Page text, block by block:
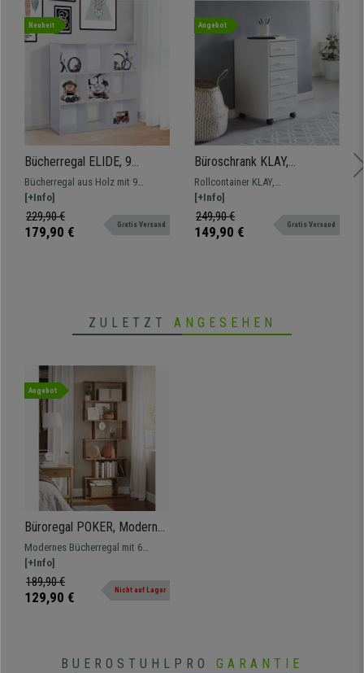
Neuheit
Bücherregal ELIDE, 9
kubische Fächer,
91,5x29,5x91,5 cm, Holz,
Farbe Weiß
Bücherregal aus Holz mit 9
kubischen Fächern, modernes und
attraktives Design, perfekt für
vielseitige
[+Info]
229,90 €
179,90 € Gratis Versand
Angebot
Büroschrank KLAY,
Schreibtischcontainer, 5
Schubladen, Abmessungen
33x38x63 cm, Farbe Weiß
Rollcontainer KLAY,
Schreibtischcontainer mit 5
Schubladen, Robuste
Holzstruktur, Abmessungen
[+Info]
249,90 €
149,90 € Gratis Versand
ZULETZT ANGESEHEN
Angebot
Büroregal POKER, Moderner
Stil, 70x24x190,5cm, Holz,
Farbe Rustik
Modernes Bücherregal mit 6
beidseitig offenen Fächern.
Gebaut mit hochwertigen
Materialien und im Detail fertig
[+Info]
189,90 €
129,90 € Nicht auf Lager
BUEROSTUHLPRO GARANTIE